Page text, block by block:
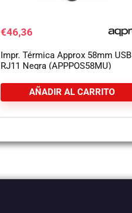
€46,36
Impr. Térmica Approx 58mm USB
RJ11 Negra (APPPOS58MU)
AÑADIR AL CARRITO